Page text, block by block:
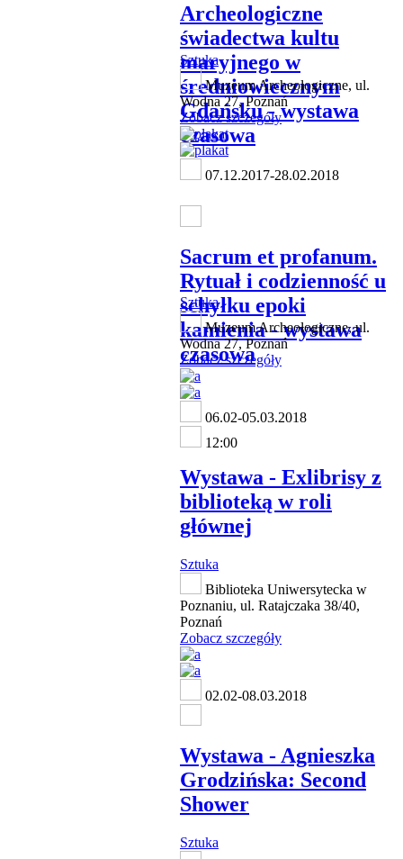
Archeologiczne
świadectwa kultu
maryjnego w
średniowiecznym
Gdańsku - wystawa
czasowa
Sztuka
Muzeum Archeologiczne, ul.
Wodna 27, Poznań
Zobacz szczegóły
07.12.2017-28.02.2018
Sacrum et profanum.
Rytuał i codzienność u
schyłku epoki
kamienia - wystawa
czasowa
Sztuka
Muzeum Archeologiczne, ul.
Wodna 27, Poznań
Zobacz szczegóły
06.02-05.03.2018
12:00
Wystawa - Exlibrisy z
biblioteką w roli
głównej
Sztuka
Biblioteka Uniwersytecka w
Poznaniu, ul. Ratajczaka 38/40,
Poznań
Zobacz szczegóły
02.02-08.03.2018
Wystawa - Agnieszka
Grodzińska: Second
Shower
Sztuka